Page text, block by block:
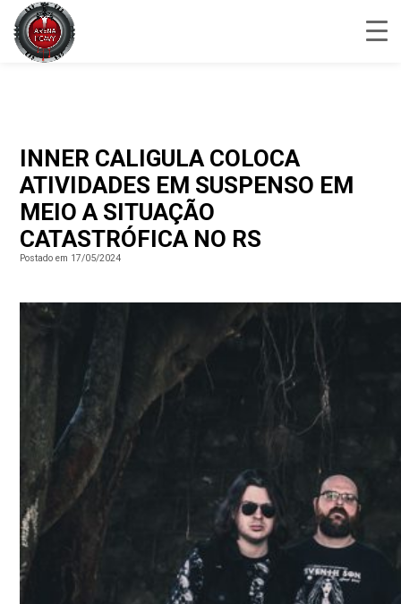
INNER CALIGULA COLOCA
ATIVIDADES EM SUSPENSO EM
MEIO A SITUAÇÃO
CATASTRÓFICA NO RS
Postado em 17/05/2024